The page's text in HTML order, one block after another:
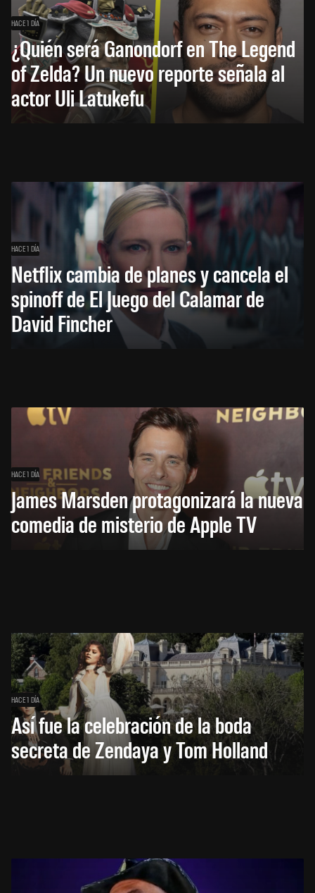
HACE 1 DÍA
¿Quién será Ganondorf en The Legend
of Zelda? Un nuevo reporte señala al
actor Uli Latukefu
HACE 1 DÍA
Netflix cambia de planes y cancela el
spinoff de El Juego del Calamar de
David Fincher
HACE 1 DÍA
James Marsden protagonizará la nueva
comedia de misterio de Apple TV
HACE 1 DÍA
Así fue la celebración de la boda
secreta de Zendaya y Tom Holland